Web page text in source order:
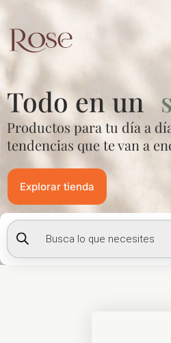
contenido
Todo en un
Productos para tu día a
tendencias que te van a
Explorar tienda
Búsqueda
de
productos